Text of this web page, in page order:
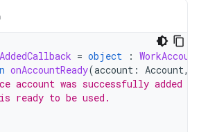
= object :
onAccountReady(account : Account,
account was successfully added
ready to be used.